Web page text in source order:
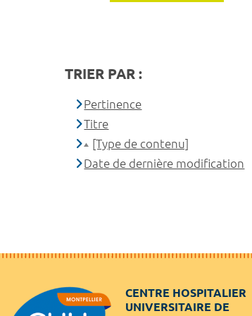
TRIER PAR :
Pertinence
Titre
[Type de contenu]
Date de dernière modification
CENTRE HOSPITALIER
UNIVERSITAIRE DE